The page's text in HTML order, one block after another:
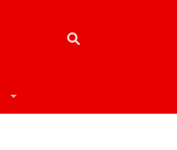
Toggle Dropdown